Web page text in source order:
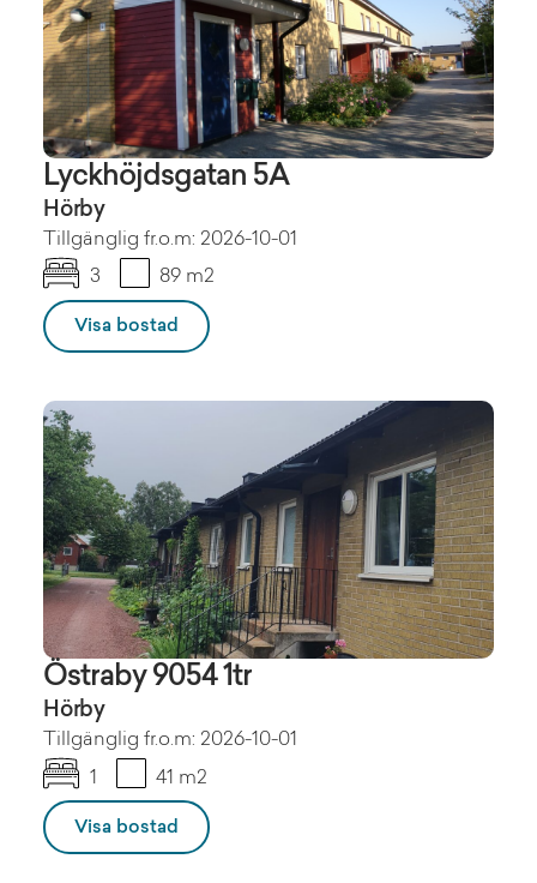
Lyckhöjdsgatan 5A
Hörby
Tillgänglig fr.o.m: 2026-10-01
3
89 m2
Visa bostad
Östraby 9054 1tr
Hörby
Tillgänglig fr.o.m: 2026-10-01
1
41 m2
Visa bostad